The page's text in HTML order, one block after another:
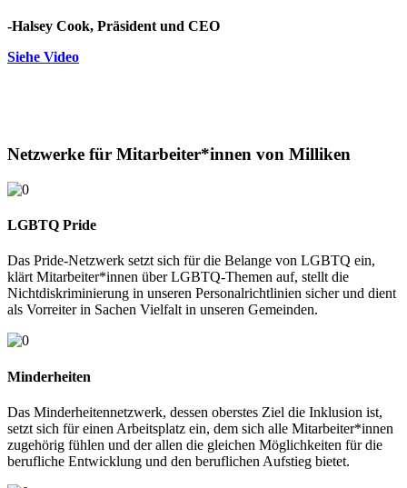
-Halsey Cook, Präsident und CEO
Siehe Video
Netzwerke für Mitarbeiter*innen von Milliken
LGBTQ Pride
Das Pride-Netzwerk setzt sich für die Belange von LGBTQ ein,
klärt Mitarbeiter*innen über LGBTQ-Themen auf, stellt die
Nichtdiskriminierung in unseren Personalrichtlinien sicher und dient
als Vorreiter in Sachen Vielfalt in unseren Gemeinden.
Minderheiten
Das Minderheitennetzwerk, dessen oberstes Ziel die Inklusion ist,
setzt sich für einen Arbeitsplatz ein, dem sich alle Mitarbeiter*innen
zugehörig fühlen und der allen die gleichen Möglichkeiten für die
berufliche Entwicklung und den beruflichen Aufstieg bietet.